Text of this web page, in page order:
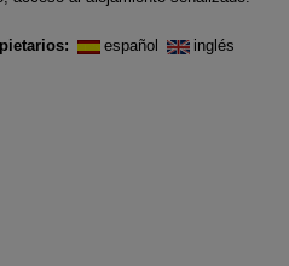
español inglés